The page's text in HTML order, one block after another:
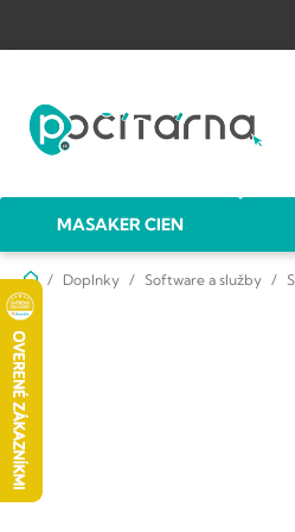
obsah
MASAKER CIEN
DomovDoplnky Software a služby
B
o
č
n
ý
p